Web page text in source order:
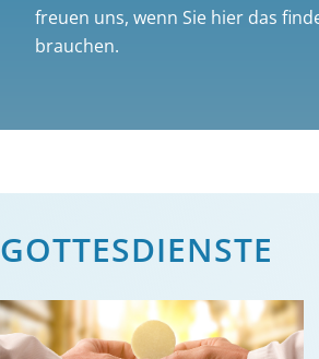
freuen uns, wenn Sie hier das
brauchen.
GOTTES­DIENSTE